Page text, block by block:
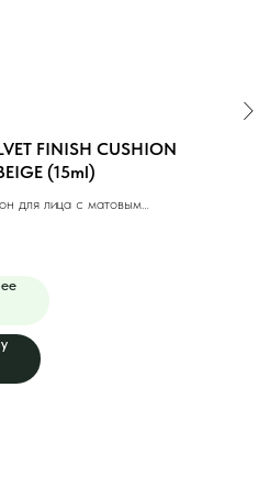
FINISH CUSHION
(15ml)
для лица с матовым